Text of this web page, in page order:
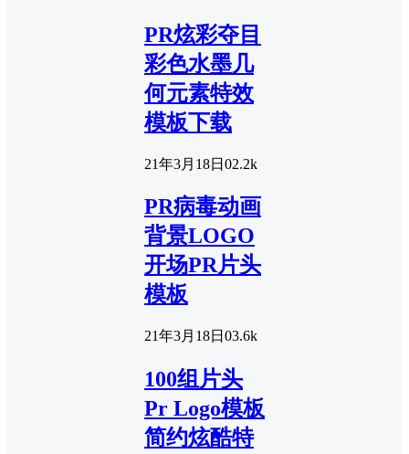
PR炫彩夺目
彩色水墨几
何元素特效
模板下载
21年3月18日 02.2k
PR病毒动画
背景LOGO
开场PR片头
模板
21年3月18日 03.6k
100组片头
Pr Logo模板
简约炫酷特